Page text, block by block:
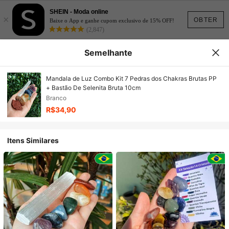
OBTER
×
SHEIN - Moda online
Baixe o App e ganhe cupom exclusivo de 15% OFF!
(2,847)
Semelhante
Mandala de Luz Combo Kit 7 Pedras dos Chakras Brutas PP
+ Bastão De Selenita Bruta 10cm
Branco
R$34,90
Itens Similares